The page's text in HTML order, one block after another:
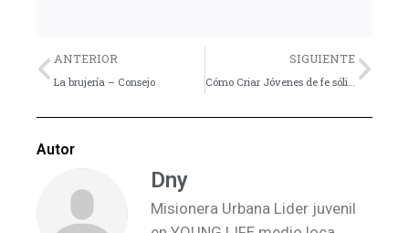
Previo
ANTERIOR
La brujería – Consejo
SIGUIENTE
Cómo Criar Jóvenes de fe sólida
Autor
Dny
Misionera Urbana Lider juvenil